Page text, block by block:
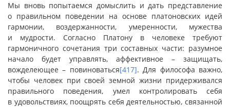
Мы вновь попытаемся домыслить и дать представление
о правильном поведении на основе платоновских идей
гармонии, воздержанности, умеренности, мужества
и мудрости. Согласно Платону в человеке требуют
гармоничного сочетания три составных части: разумное
начало будет управлять, аффективное – защищать,
вожделеющее – повиноваться[417]. Для философа важно,
чтобы человек при своей земной жизни придерживался
правильного поведения, умел контролировать себя
в удовольствиях, поощрять себя деятельностью, связанной